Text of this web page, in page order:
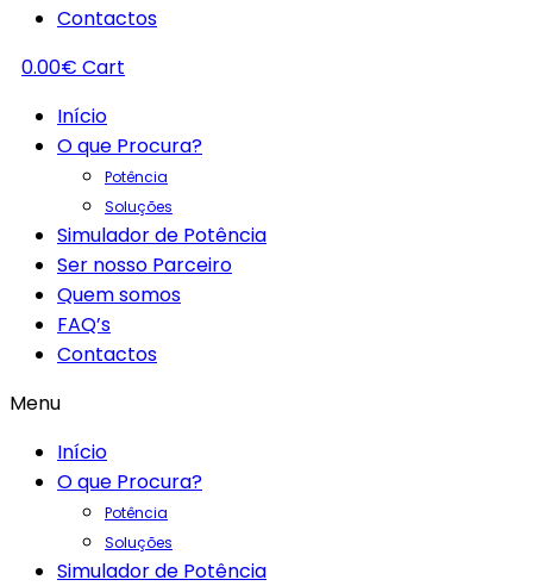
Contactos
0.00€ Cart
Início
O que Procura?
Potência
Soluções
Simulador de Potência
Ser nosso Parceiro
Quem somos
FAQ’s
Contactos
Menu
Início
O que Procura?
Potência
Soluções
Simulador de Potência